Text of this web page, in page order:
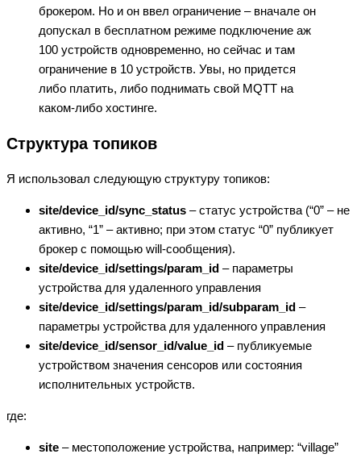
брокером. Но и он ввел ограничение – вначале он
допускал в бесплатном режиме подключение аж
100 устройств одновременно, но сейчас и там
ограничение в 10 устройств. Увы, но придется
либо платить, либо поднимать свой MQTT на
каком-либо хостинге.
Структура топиков
Я использовал следующую структуру топиков:
site/device_id/sync_status – статус устройства (“0” – не
активно, “1” – активно; при этом статус “0” публикует
брокер с помощью will-сообщения).
site/device_id/settings/param_id – параметры
устройства для удаленного управления
site/device_id/settings/param_id/subparam_id –
параметры устройства для удаленного управления
site/device_id/sensor_id/value_id – публикуемые
устройством значения сенсоров или состояния
исполнительных устройств.
где:
site – местоположение устройства, например: “village”